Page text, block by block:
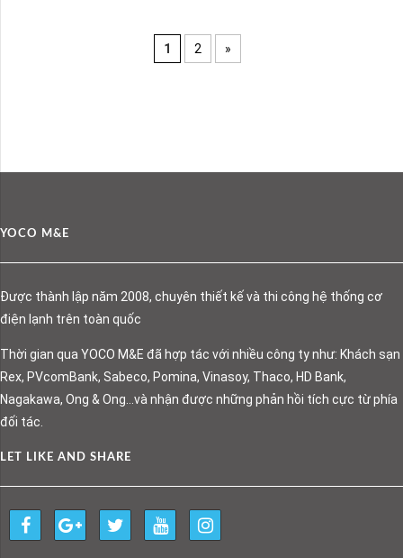
1 2 »
YOCO M&E
Được thành lập năm 2008, chuyên thiết kế và thi công hệ thống cơ
điện lạnh trên toàn quốc
Thời gian qua YOCO M&E đã hợp tác với nhiều công ty như: Khách sạn
Rex, PVcomBank, Sabeco, Pomina, Vinasoy, Thaco, HD Bank,
Nagakawa, Ong & Ong…và nhận được những phản hồi tích cực từ phía
đối tác.
LET LIKE AND SHARE